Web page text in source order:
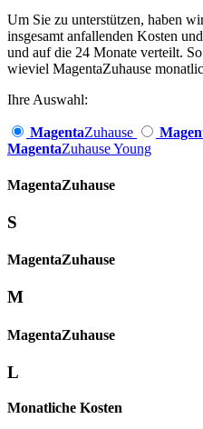
Um Sie zu unterstützen, haben
insgesamt anfallenden Kosten
und auf die 24 Monate verteilt.
wieviel MagentaZuhause
Ihre Auswahl:
MagentaZuhause
MagentaZuhause Young
Magenta­Zuhause
S
Magenta­Zuhause
M
Magenta­Zuhause
L
Monatliche Kosten